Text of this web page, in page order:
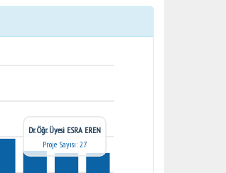
Dr. Öğr. Üyesi ESRA EREN
Proje Sayısı: 27